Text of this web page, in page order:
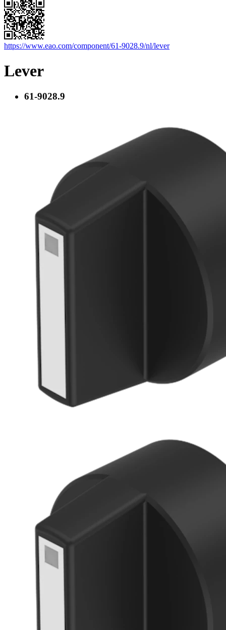
https://www.eao.com/component/61-9028.9/nl/lever
Lever
61-9028.9